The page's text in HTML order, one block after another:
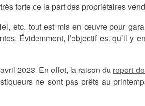
forte de la part des propriétaires
etc. tout est mis en œuvre pour
Évidemment, l’objectif est qu’il y
2023. En effet, la raison du report
ne sont pas prêts au